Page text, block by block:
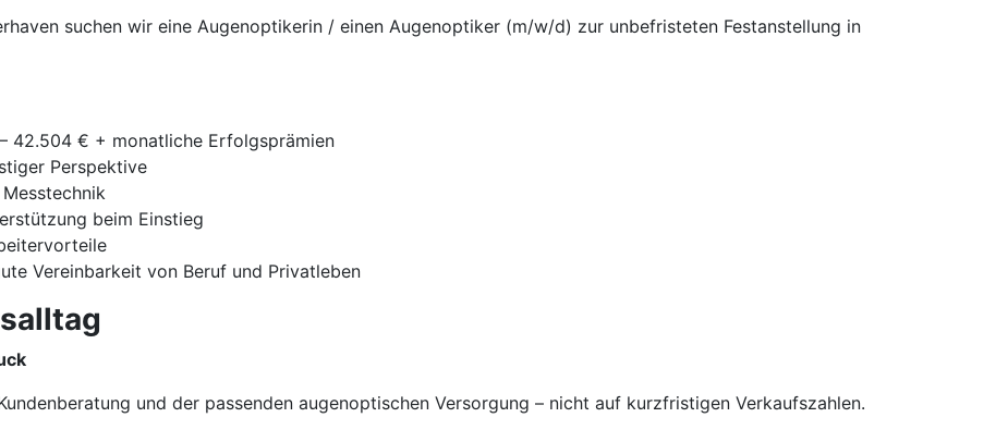
suchen wir eine Augenoptikerin / einen Augenoptiker (m/w/d) zur unbefristeten Festanstellung in
42.504 € + monatliche Erfolgsprämien
Perspektive
beim Einstieg
Vereinbarkeit von Beruf und Privatleben
und der passenden augenoptischen Versorgung – nicht auf kurzfristigen Verkaufszahlen.